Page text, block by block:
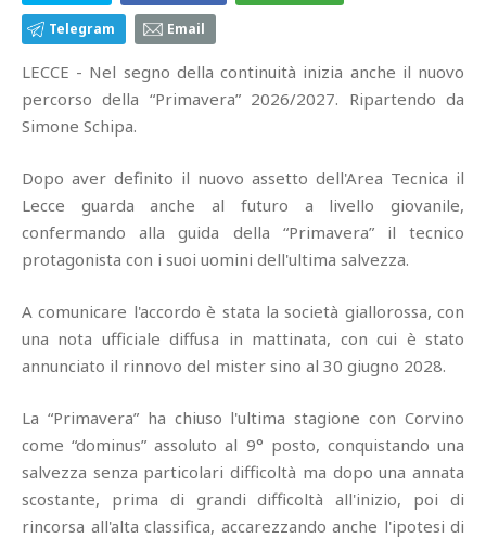
Telegram Email
LECCE - Nel segno della continuità inizia anche il nuovo
percorso della “Primavera” 2026/2027. Ripartendo da
Simone Schipa.
Dopo aver definito il nuovo assetto dell'Area Tecnica il
Lecce guarda anche al futuro a livello giovanile,
confermando alla guida della “Primavera” il tecnico
protagonista con i suoi uomini dell'ultima salvezza.
A comunicare l'accordo è stata la società giallorossa, con
una nota ufficiale diffusa in mattinata, con cui è stato
annunciato il rinnovo del mister sino al 30 giugno 2028.
La “Primavera” ha chiuso l'ultima stagione con Corvino
come “dominus” assoluto al 9° posto, conquistando una
salvezza senza particolari difficoltà ma dopo una annata
scostante, prima di grandi difficoltà all'inizio, poi di
rincorsa all'alta classifica, accarezzando anche l'ipotesi di